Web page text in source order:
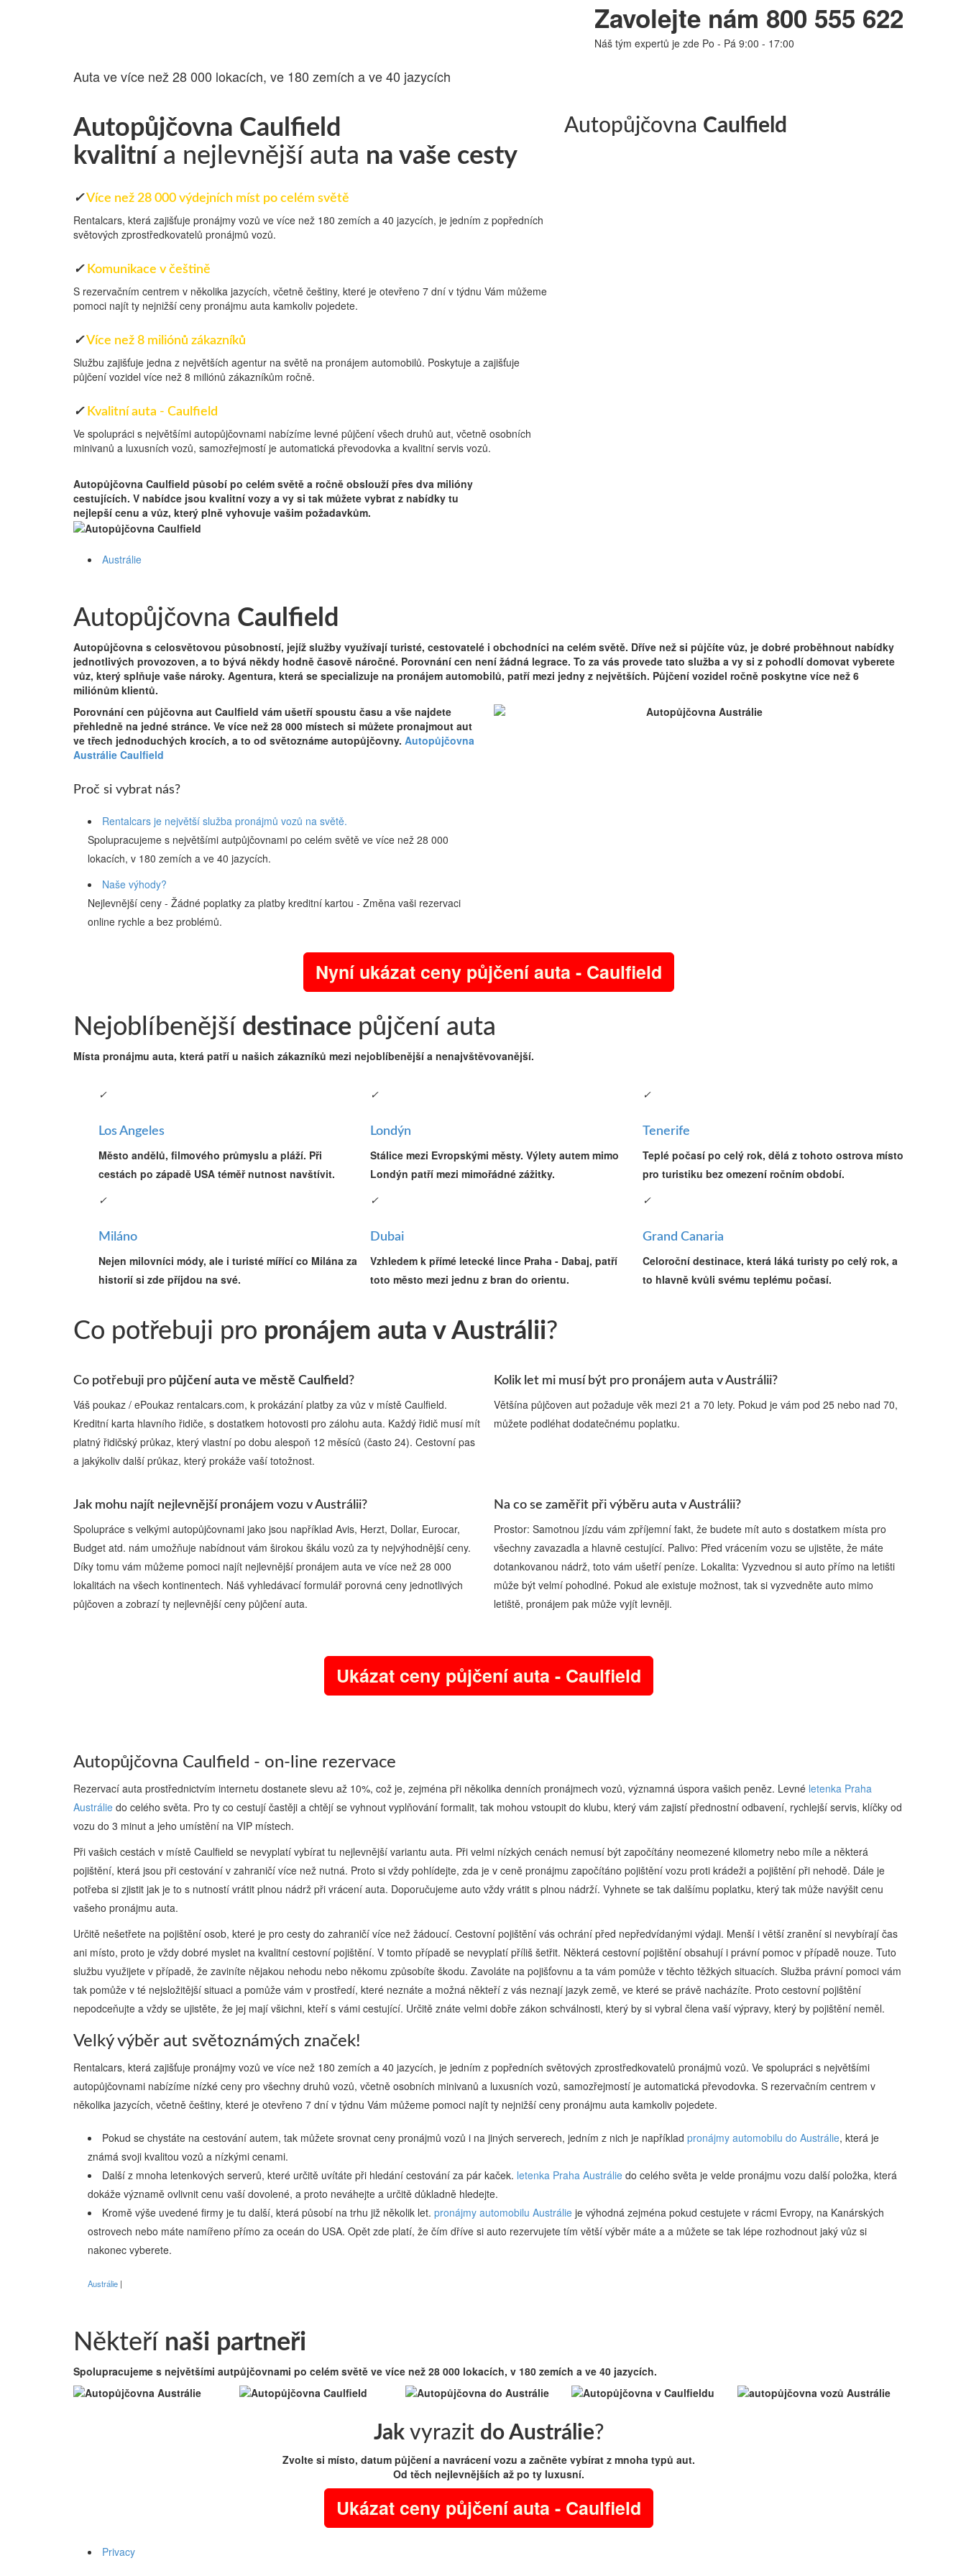
Auta ve více než 28 000 lokacích, ve 180 zemích a ve 40 jazycích
Zavolejte nám 800 555 622
Náš tým expertů je zde Po - Pá 9:00 - 17:00
Autopůjčovna Caulfield
kvalitní a nejlevnější auta na vaše cesty
✓Více než 28 000 výdejních míst po celém světě
Rentalcars, která zajišťuje pronájmy vozů ve více než 180 zemích a 40 jazycích, je jedním z popředních
světových zprostředkovatelů pronájmů vozů.
✓ Komunikace v češtině
S rezervačním centrem v několika jazycích, včetně češtiny, které je otevřeno 7 dní v týdnu Vám můžeme
pomoci najít ty nejnižší ceny pronájmu auta kamkoliv pojedete.
✓Více než 8 miliónů zákazníků
Službu zajišťuje jedna z největších agentur na světě na pronájem automobilů. Poskytuje a zajišťuje
půjčení vozidel více než 8 miliónů zákazníkům ročně.
✓ Kvalitní auta - Caulfield
Ve spolupráci s největšími autopůjčovnami nabízíme levné půjčení všech druhů aut, včetně osobních
minivanů a luxusních vozů, samozřejmostí je automatická převodovka a kvalitní servis vozů.
Autopůjčovna Caulfield
Autopůjčovna Caulfield působí po celém světě a ročně obslouží přes dva milióny
cestujících. V nabídce jsou kvalitní vozy a vy si tak můžete vybrat z nabídky tu
nejlepší cenu a vůz, který plně vyhovuje vašim požadavkům.
Austrálie
Autopůjčovna Caulfield
Autopůjčovna s celosvětovou působností, jejíž služby využívají turisté, cestovatelé i obchodníci na celém světě. Dříve než si půjčíte vůz, je dobré proběhnout nabídky
jednotlivých provozoven, a to bývá někdy hodně časově náročné. Porovnání cen není žádná legrace. To za vás provede tato služba a vy si z pohodlí domovat vyberete
vůz, který splňuje vaše nároky. Agentura, která se specializuje na pronájem automobilů, patří mezi jedny z největších. Půjčení vozidel ročně poskytne více než 6
miliónům klientů.
Porovnání cen půjčovna aut Caulfield vám ušetří spoustu času a vše najdete
přehledně na jedné stránce. Ve více než 28 000 místech si můžete pronajmout aut
ve třech jednoduchých krocích, a to od světoznáme autopůjčovny. Autopůjčovna
Austrálie Caulfield
Proč si vybrat nás?
Rentalcars je největší služba pronájmů vozů na světě.
Spolupracujeme s největšími autpůjčovnami po celém světě ve více než 28 000
lokacích, v 180 zemích a ve 40 jazycích.
Naše výhody?
Nejlevnější ceny - Žádné poplatky za platby kreditní kartou - Změna vaši rezervaci
online rychle a bez problémů.
Nyní ukázat ceny půjčení auta - Caulfield
Nejoblíbenější destinace půjčení auta
Místa pronájmu auta, která patří u našich zákazníků mezi nejoblíbenější a nenajvštěvovanější.
✓
Los Angeles
Město andělů, filmového průmyslu a pláží. Při
cestách po západě USA téměř nutnost navštívit.
✓
Londýn
Stálice mezi Evropskými městy. Výlety autem mimo
Londýn patří mezi mimořádné zážitky.
✓
Tenerife
Teplé počasí po celý rok, dělá z tohoto ostrova místo
pro turistiku bez omezení ročním období.
✓
Miláno
Nejen milovníci módy, ale i turisté mířící co Milána za
historií si zde příjdou na své.
✓
Dubai
Vzhledem k přímé letecké lince Praha - Dabaj, patří
toto město mezi jednu z bran do orientu.
✓
Grand Canaria
Celoroční destinace, která láká turisty po celý rok, a
to hlavně kvůli svému teplému počasí.
Co potřebuji pro pronájem auta v Austrálii?
Co potřebuji pro půjčení auta ve městě Caulfield?
Váš poukaz / ePoukaz rentalcars.com, k prokázání platby za vůz v místě Caulfield.
Kreditní karta hlavního řidiče, s dostatkem hotovosti pro zálohu auta. Každý řidič musí mít
platný řidičský průkaz, který vlastní po dobu alespoň 12 měsíců (často 24). Cestovní pas
a jakýkoliv další průkaz, který prokáže vaší totožnost.
Kolik let mi musí být pro pronájem auta v Austrálii?
Většína půjčoven aut požaduje věk mezi 21 a 70 lety. Pokud je vám pod 25 nebo nad 70,
můžete podléhat dodatečnému poplatku.
Jak mohu najít nejlevnější pronájem vozu v Austrálii?
Spolupráce s velkými autopůjčovnami jako jsou například Avis, Herzt, Dollar, Eurocar,
Budget atd. nám umožňuje nabídnout vám širokou škálu vozů za ty nejvýhodnější ceny.
Díky tomu vám můžeme pomoci najít nejlevnější pronájem auta ve více než 28 000
lokalitách na všech kontinentech. Náš vyhledávací formulář porovná ceny jednotlivých
půjčoven a zobrazí ty nejlevnější ceny půjčení auta.
Na co se zaměřit při výběru auta v Austrálii?
Prostor: Samotnou jízdu vám zpříjemní fakt, že budete mít auto s dostatkem místa pro
všechny zavazadla a hlavně cestující. Palivo: Před vrácením vozu se ujistěte, že máte
dotankovanou nádrž, toto vám ušetří peníze. Lokalita: Vyzvednou si auto přímo na letišti
může být velmí pohodlné. Pokud ale existuje možnost, tak si vyzvedněte auto mimo
letiště, pronájem pak může vyjít levněji.
Ukázat ceny půjčení auta - Caulfield
Autopůjčovna Caulfield - on-line rezervace
Rezervací auta prostřednictvím internetu dostanete slevu až 10%, což je, zejména při několika denních pronájmech vozů, významná úspora vašich peněz. Levné letenka Praha
Austrálie do celého světa. Pro ty co cestují častěji a chtějí se vyhnout vyplňování formalit, tak mohou vstoupit do klubu, který vám zajistí přednostní odbavení, rychlejší servis, klíčky od
vozu do 3 minut a jeho umístění na VIP místech.
Při vašich cestách v místě Caulfield se nevyplatí vybírat tu nejlevnější variantu auta. Při velmi nízkých cenách nemusí být započítány neomezené kilometry nebo míle a některá
pojištění, která jsou při cestování v zahraničí více než nutná. Proto si vždy pohlídejte, zda je v ceně pronájmu započítáno pojištění vozu proti krádeži a pojištění při nehodě. Dále je
potřeba si zjistit jak je to s nutností vrátit plnou nádrž při vrácení auta. Doporučujeme auto vždy vrátit s plnou nádrží. Vyhnete se tak dalšímu poplatku, který tak může navýšit cenu
vašeho pronájmu auta.
Určitě nešetřete na pojištění osob, které je pro cesty do zahraničí více než žádoucí. Cestovní pojištění vás ochrání před nepředvídanými výdaji. Menší i větší zranění si nevybírají čas
ani místo, proto je vždy dobré myslet na kvalitní cestovní pojištění. V tomto případě se nevyplatí příliš šetřit. Některá cestovní pojištění obsahují i právní pomoc v případě nouze. Tuto
službu využijete v případě, že zaviníte nějakou nehodu nebo někomu způsobíte škodu. Zavoláte na pojišťovnu a ta vám pomůže v těchto těžkých situacích. Služba právní pomoci vám
tak pomůže v té nejsložitější situaci a pomůže vám v prostředí, které neznáte a možná někteří z vás neznají jazyk země, ve které se právě nacházíte. Proto cestovní pojištění
nepodceňujte a vždy se ujistěte, že jej mají všichni, kteří s vámi cestující. Určitě znáte velmi dobře zákon schválnosti, který by si vybral člena vaší výpravy, který by pojištění neměl.
Velký výběr aut světoznámých značek!
Rentalcars, která zajišťuje pronájmy vozů ve více než 180 zemích a 40 jazycích, je jedním z popředních světových zprostředkovatelů pronájmů vozů. Ve spolupráci s největšími
autopůjčovnami nabízíme nízké ceny pro všechny druhů vozů, včetně osobních minivanů a luxusních vozů, samozřejmostí je automatická převodovka. S rezervačním centrem v
několika jazycích, včetně češtiny, které je otevřeno 7 dní v týdnu Vám můžeme pomoci najít ty nejnižší ceny pronájmu auta kamkoliv pojedete.
Pokud se chystáte na cestování autem, tak můžete srovnat ceny pronájmů vozů i na jiných serverech, jedním z nich je například pronájmy automobilu do Austrálie, která je
známá svoji kvalitou vozů a nízkými cenami.
Další z mnoha letenkových serverů, které určitě uvítáte při hledání cestování za pár kaček. letenka Praha Austrálie do celého světa je velde pronájmu vozu další položka, která
dokáže významě ovlivnit cenu vaší dovolené, a proto neváhejte a určitě důkladně hledejte.
Kromě výše uvedené firmy je tu další, která působí na trhu již několik let. pronájmy automobilu Austrálie je výhodná zejména pokud cestujete v rácmi Evropy, na Kanárských
ostrovech nebo máte namířeno přímo za oceán do USA. Opět zde platí, že čím dříve si auto rezervujete tím větší výběr máte a a můžete se tak lépe rozhodnout jaký vůz si
nakonec vyberete.
Austrálie
Někteří naši partneři
Spolupracujeme s největšími autpůjčovnami po celém světě ve více než 28 000 lokacích, v 180 zemích a ve 40 jazycích.
Jakvyrazit do Austrálie?
Zvolte si místo, datum půjčení a navrácení vozu a začněte vybírat z mnoha typů aut.
Od těch nejlevnějších až po ty luxusní.
Ukázat ceny půjčení auta - Caulfield
Privacy